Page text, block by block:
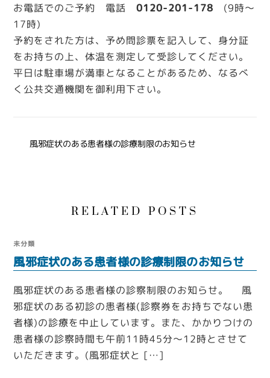
お電話でのご予約 電話0120-201-178 (9時～
17時)
予約をされた方は、予め問診票を記入して、身分証
をお持ちの上、体温を測定して受診してください。
平日は駐車場が満車となることがあるため、なるべ
く公共交通機関を御利用下さい。
風邪症状のある患者様の診療制限のお知らせ
RELATED POSTS
未分類
風邪症状のある患者様の診療制限のお知らせ
風邪症状のある患者様の診察制限のお知らせ。 風
邪症状のある初診の患者様(診察券をお持ちでない患
者様)の診療を中止しています。また、かかりつけの
患者様の診察時間も午前11時45分～12時とさせて
いただきます。(風邪症状と […]